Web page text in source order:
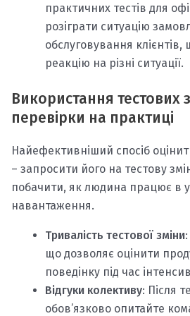
практичних тестів для
розіграти ситуацію
обслуговування
реакцію на різні ситуації.
Використання тестових
перевірки на практиці
Найефективніший спосіб
– запросити його на тестову
побачити, як людина працює в
навантаження.
Тривалість тестової зміни
що дозволяє оцінити
поведінку під час
Відгуки колективу: Після
обов’язково опитайте